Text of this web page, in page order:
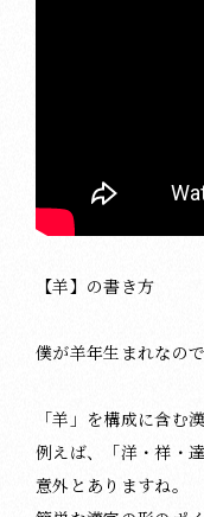
【羊】の書き方
僕が羊年生まれなの
「羊」を構成に含む
例えば、「洋・祥・
意外とありますね。